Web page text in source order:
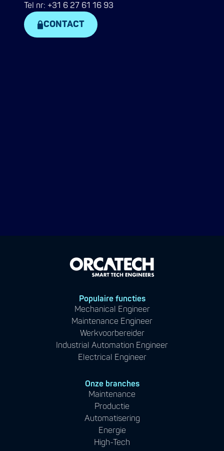
Tel nr: +31 6 27 61 16 93
CONTACT
Populaire functies
Mechanical Engineer
Maintenance Engineer
Werkvoorbereider
Industrial Automation Engineer
Electrical Engineer
Onze branches
Maintenance
Productie
Automatisering
Energie
High-Tech